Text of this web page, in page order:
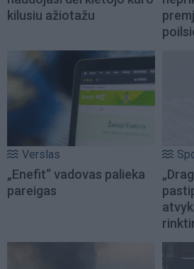
kilusiu ažiotažu
Verslas
„Enefit“ vadovas palieka
pareigas